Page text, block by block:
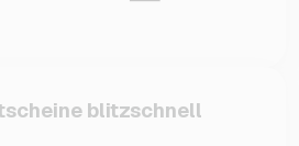
blitzschnell